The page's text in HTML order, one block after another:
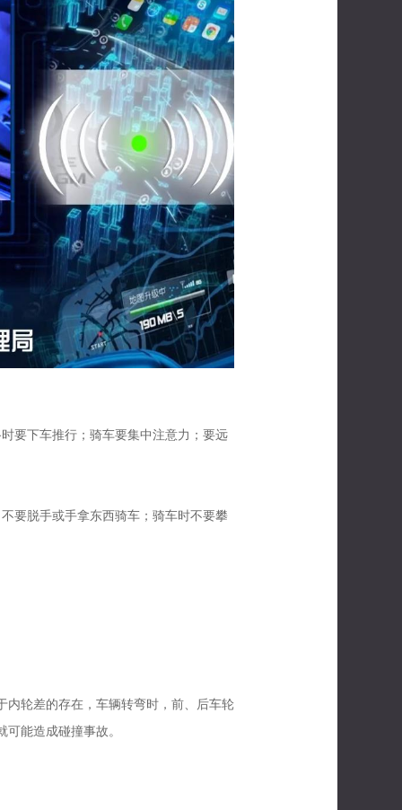
要下车推行；骑车要集中注意力；要远
要脱手或手拿东西骑车；骑车时不要攀
内轮差的存在，车辆转弯时，前、后车轮
能造成碰撞事故。